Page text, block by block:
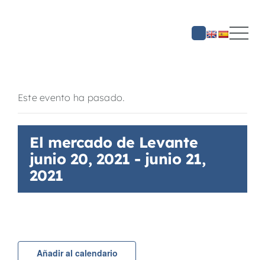
Este evento ha pasado.
El mercado de Levante
junio 20, 2021 - junio 21,
2021
Añadir al calendario